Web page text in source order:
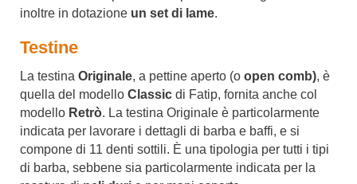
inoltre in dotazione un set di lame.
Testine
La testina Originale, a pettine aperto (o open comb), è
quella del modello Classic di Fatip, fornita anche col
modello Retrò. La testina Originale è particolarmente
indicata per lavorare i dettagli di barba e baffi, e si
compone di 11 denti sottili. È una tipologia per tutti i tipi
di barba, sebbene sia particolarmente indicata per la